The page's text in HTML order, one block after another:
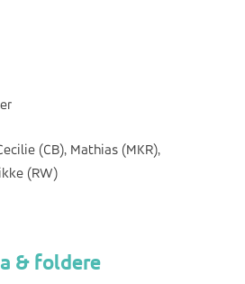
(CB), Mathias (MKR),
(RW)
& foldere